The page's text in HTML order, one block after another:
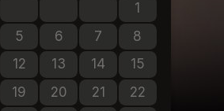
1No tickets
available
5
No tickets available
6No tickets available
7No tickets available
8No tickets
available
12No tickets available
13No tickets available
14No tickets available
15No tickets
available
19No tickets available
20No tickets available
21No tickets available
22No tickets